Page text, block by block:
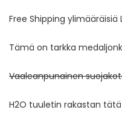
Free Shipping ylimääräisiä
Tämä on tarkka
Vaaleanpunainen
H2O tuuletin rakastan